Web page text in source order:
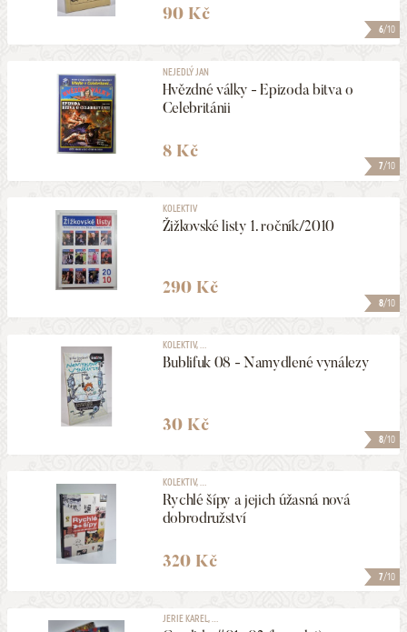
6/10
90 Kč
7/10
NEJEDLÝ JAN
Hvězdné války - Epizoda bitva o
Celebritánii
8 Kč
8/10
KOLEKTIV
Žižkovské listy 1. ročník/2010
290 Kč
8/10
KOLEKTIV, ...
Bublifuk 08 - Namydlené vynálezy
30 Kč
7/10
KOLEKTIV, ...
Rychlé šípy a jejich úžasná nová
dobrodružství
320 Kč
JERIE KAREL, ...